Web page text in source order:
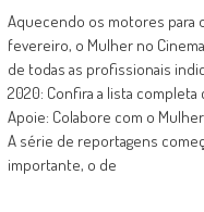
Aquecendo os motores para
fevereiro, o Mulher no
de todas as profissionais
2020: Confira a lista
Apoie: Colabore com o
A série de reportagens
importante, o de